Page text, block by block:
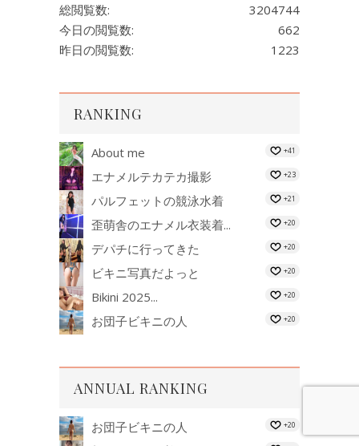
3204744
総閲覧数:
662
今日の閲覧数:
1223
昨日の閲覧数:
RANKING
About me +41
エナメルテカテカ撮影 +23
パルフェットの競泳水着 +21
歪萌舎のエナメル衣装着... +20
デパチに行ってきた +20
ビキニ写真だよっと +20
Bikini 2025... +20
お団子ビキニの人 +20
ANNUAL RANKING
お団子ビキニの人 +20